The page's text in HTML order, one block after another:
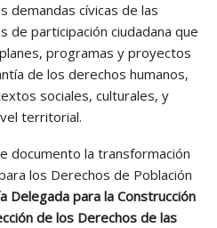
demandas cívicas de las
de participación ciudadana que
programas y proyectos
de los derechos humanos,
sociales, culturales, y
territorial.
documento la transformación
los Derechos de Población
Delegada para la Construcción
de los Derechos de las